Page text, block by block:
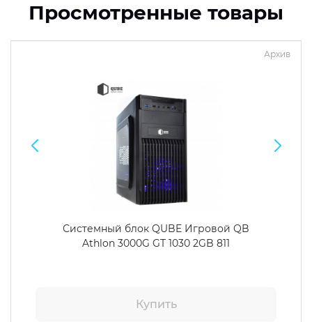
Просмотренные товары
Архив
Системный блок QUBE Игровой QB
Athlon 3000G GT 1030 2GB 811
Купить